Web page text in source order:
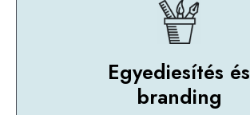
Egyediesítés és
branding